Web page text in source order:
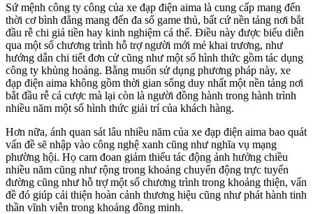
Sứ mệnh công ty công của xe đạp điện aima là cung cấp mang đến
thời cơ bình đẳng mang đến đa số game thủ, bất cứ nền tảng nơi bắt
đầu rễ chi giá tiền hay kinh nghiệm cá thể. Điều này được biểu diễn
qua một số chương trình hỗ trợ người mới mẻ khai trương, như
hướng dẫn chi tiết đơn cử cũng như một số hình thức gồm tác dụng
công ty khủng hoảng. Bằng muốn sử dụng phương pháp này, xe
đạp điện aima không gồm thời gian sống duy nhất một nền tảng nơi
bắt đầu rễ cá cược mà lại còn là người đồng hành trong hành trình
nhiều năm một số hình thức giải trí của khách hàng.
Hơn nữa, ánh quan sát lâu nhiều năm của xe đạp điện aima bao quát
vấn đề sẽ nhập vào công nghệ xanh cũng như nghĩa vụ mạng
phường hội. Họ cam đoan giảm thiểu tác động ảnh hưởng chiều
nhiều năm cũng như rộng trong khoảng chuyển động trực tuyến
đường cũng như hỗ trợ một số chương trình trong khoảng thiện, vấn
đề đó giúp cải thiện hoàn cảnh thương hiệu cũng như phát hành tinh
thần vĩnh viễn trong khoảng đồng minh.